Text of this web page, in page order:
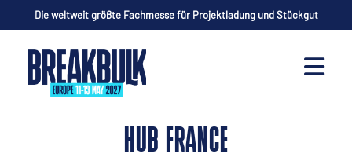
Die weltweit größte Fachmesse für Projektladung und Stückgut
HUB FRANCE